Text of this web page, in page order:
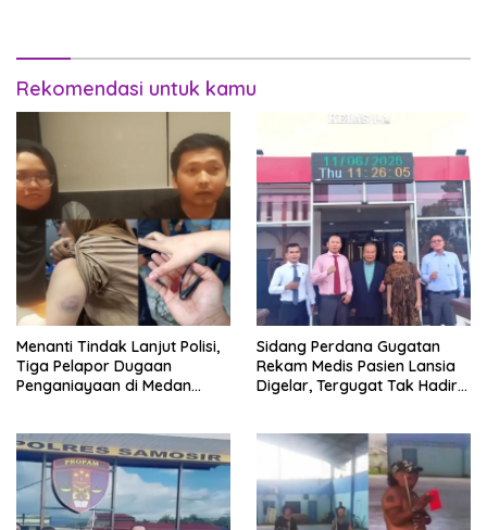
Rekomendasi untuk kamu
Menanti Tindak Lanjut Polisi,
Tiga Pelapor Dugaan
Penganiayaan di Medan
Sidang Perdana Gugatan
Rekam Medis Pasien Lansia
Digelar, Tergugat Tak Hadir